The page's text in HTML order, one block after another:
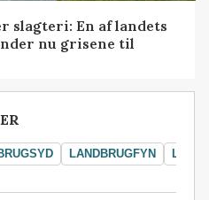
slagteri: En af landets
nu grisene til
LANDBRUGFYN